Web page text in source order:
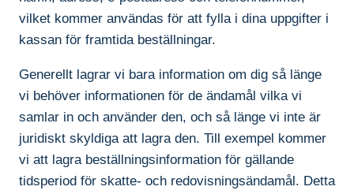
vilket kommer användas för att fylla i dina uppgifter i
kassan för framtida beställningar.
Generellt lagrar vi bara information om dig så länge
vi behöver informationen för de ändamål vilka vi
samlar in och använder den, och så länge vi inte är
juridiskt skyldiga att lagra den. Till exempel kommer
vi att lagra beställningsinformation för gällande
tidsperiod för skatte- och redovisningsändamål. Detta